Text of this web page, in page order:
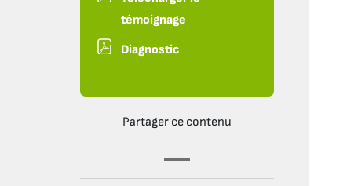
témoignage
Diagnostic
Partager ce contenu